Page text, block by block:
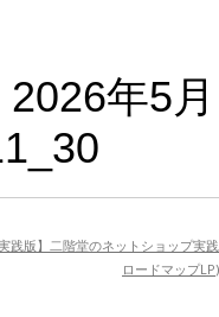
年5月
践版】二階堂のネットショップ実践
ロードマップLP)